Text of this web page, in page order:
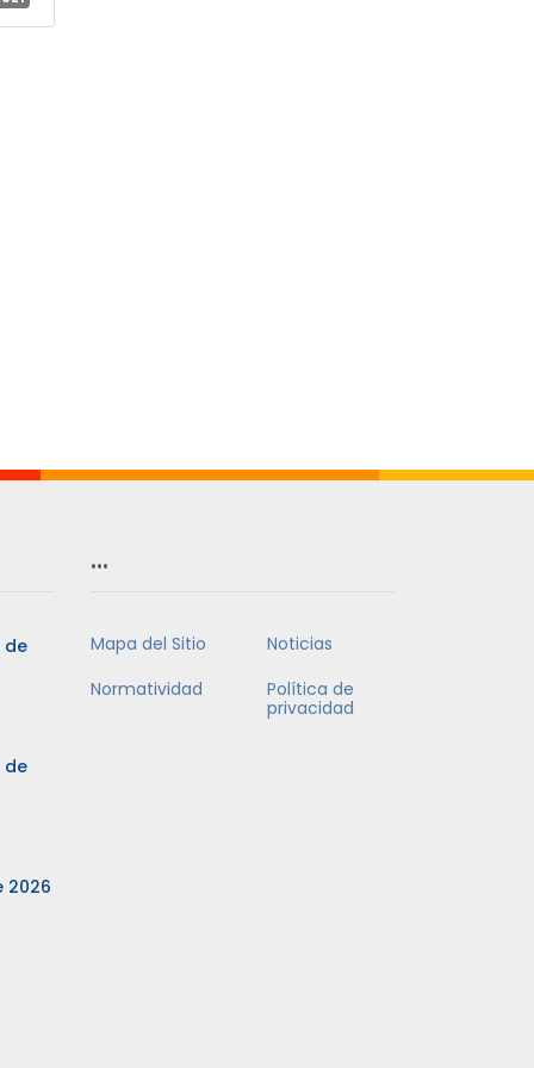
de
de
2026
…
Mapa del Sitio
Noticias
Normatividad
Política de
privacidad